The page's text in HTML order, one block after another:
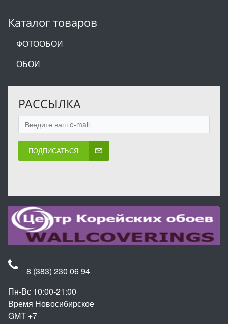
Каталог товаров
ФОТООБОИ
ОБОИ
РАССЫЛКА
ПОДПИСАТЬСЯ
8 (383) 230 06 94
Пн-Вс 10:00-21:00
Время Новосибирское
GMT +7